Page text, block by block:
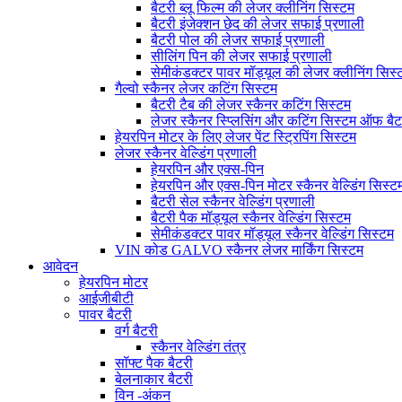
बैटरी ब्लू फिल्म की लेजर क्लीनिंग सिस्टम
बैटरी इंजेक्शन छेद की लेजर सफाई प्रणाली
बैटरी पोल की लेजर सफाई प्रणाली
सीलिंग पिन की लेजर सफाई प्रणाली
सेमीकंडक्टर पावर मॉड्यूल की लेजर क्लीनिंग
गैल्वो स्कैनर लेजर कटिंग सिस्टम
बैटरी टैब की लेजर स्कैनर कटिंग सिस्टम
लेजर स्कैनर स्प्लिसिंग और कटिंग सिस्टम ऑफ
हेयरपिन मोटर के लिए लेजर पेंट स्ट्रिपिंग सिस्टम
लेजर स्कैनर वेल्डिंग प्रणाली
हेयरपिन और एक्स-पिन
हेयरपिन और एक्स-पिन मोटर स्कैनर वेल्डिंग
बैटरी सेल स्कैनर वेल्डिंग प्रणाली
बैटरी पैक मॉड्यूल स्कैनर वेल्डिंग सिस्टम
सेमीकंडक्टर पावर मॉड्यूल स्कैनर वेल्डिंग सिस्टम
VIN कोड GALVO स्कैनर लेजर मार्किंग सिस्टम
आवेदन
हेयरपिन मोटर
आईजीबीटी
पावर बैटरी
वर्ग बैटरी
स्कैनर वेल्डिंग तंत्र
सॉफ्ट पैक बैटरी
बेलनाकार बैटरी
विन -अंकन